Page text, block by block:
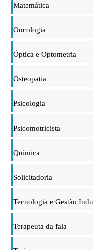
Matemática
Oncologia
Óptica e Optometria
Osteopatia
Psicologia
Psicomotricista
Química
Solicitadoria
Tecnologia e Gestão
Terapeuta da fala